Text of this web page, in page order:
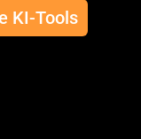
KI-Tools